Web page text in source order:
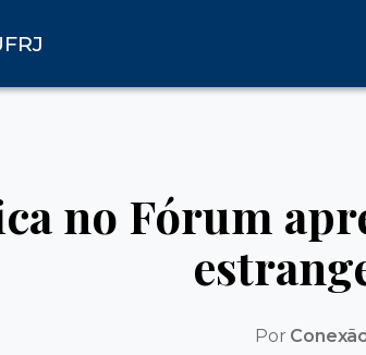
no Fórum
Por